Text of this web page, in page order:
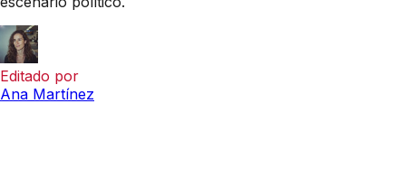
Editado por
Ana Martínez